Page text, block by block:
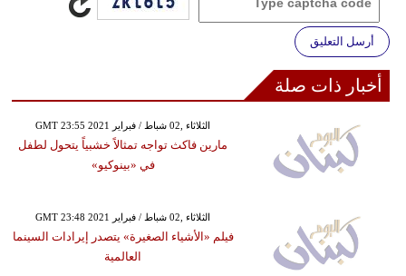
أرسل التعليق
أخبار ذات صلة
GMT 23:55 2021 الثلاثاء ,02 شباط / فبراير
مارين فاكث تواجه تمثالاً خشبياً يتحول لطفل
في «بينوكيو»
GMT 23:48 2021 الثلاثاء ,02 شباط / فبراير
فيلم «الأشياء الصغيرة» يتصدر إيرادات السينما
العالمية